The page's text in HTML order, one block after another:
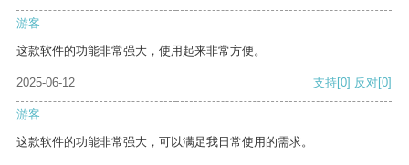
游客
这款软件的功能非常强大，使用起来非常方便。
2025-06-12 支持[0] 反对[0]
游客
这款软件的功能非常强大，可以满足我日常使用的需求。